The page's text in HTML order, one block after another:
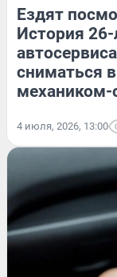
Ездят
История
сниматься
механиком-
4 июля, 2026, 13:00